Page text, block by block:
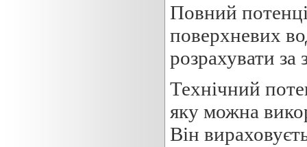
Повний
поверхневих
розрахувати
Технічний
яку можна
Він